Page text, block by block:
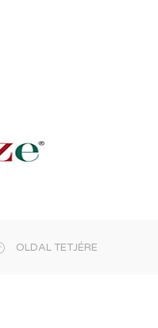
OLDAL TETJÉRE